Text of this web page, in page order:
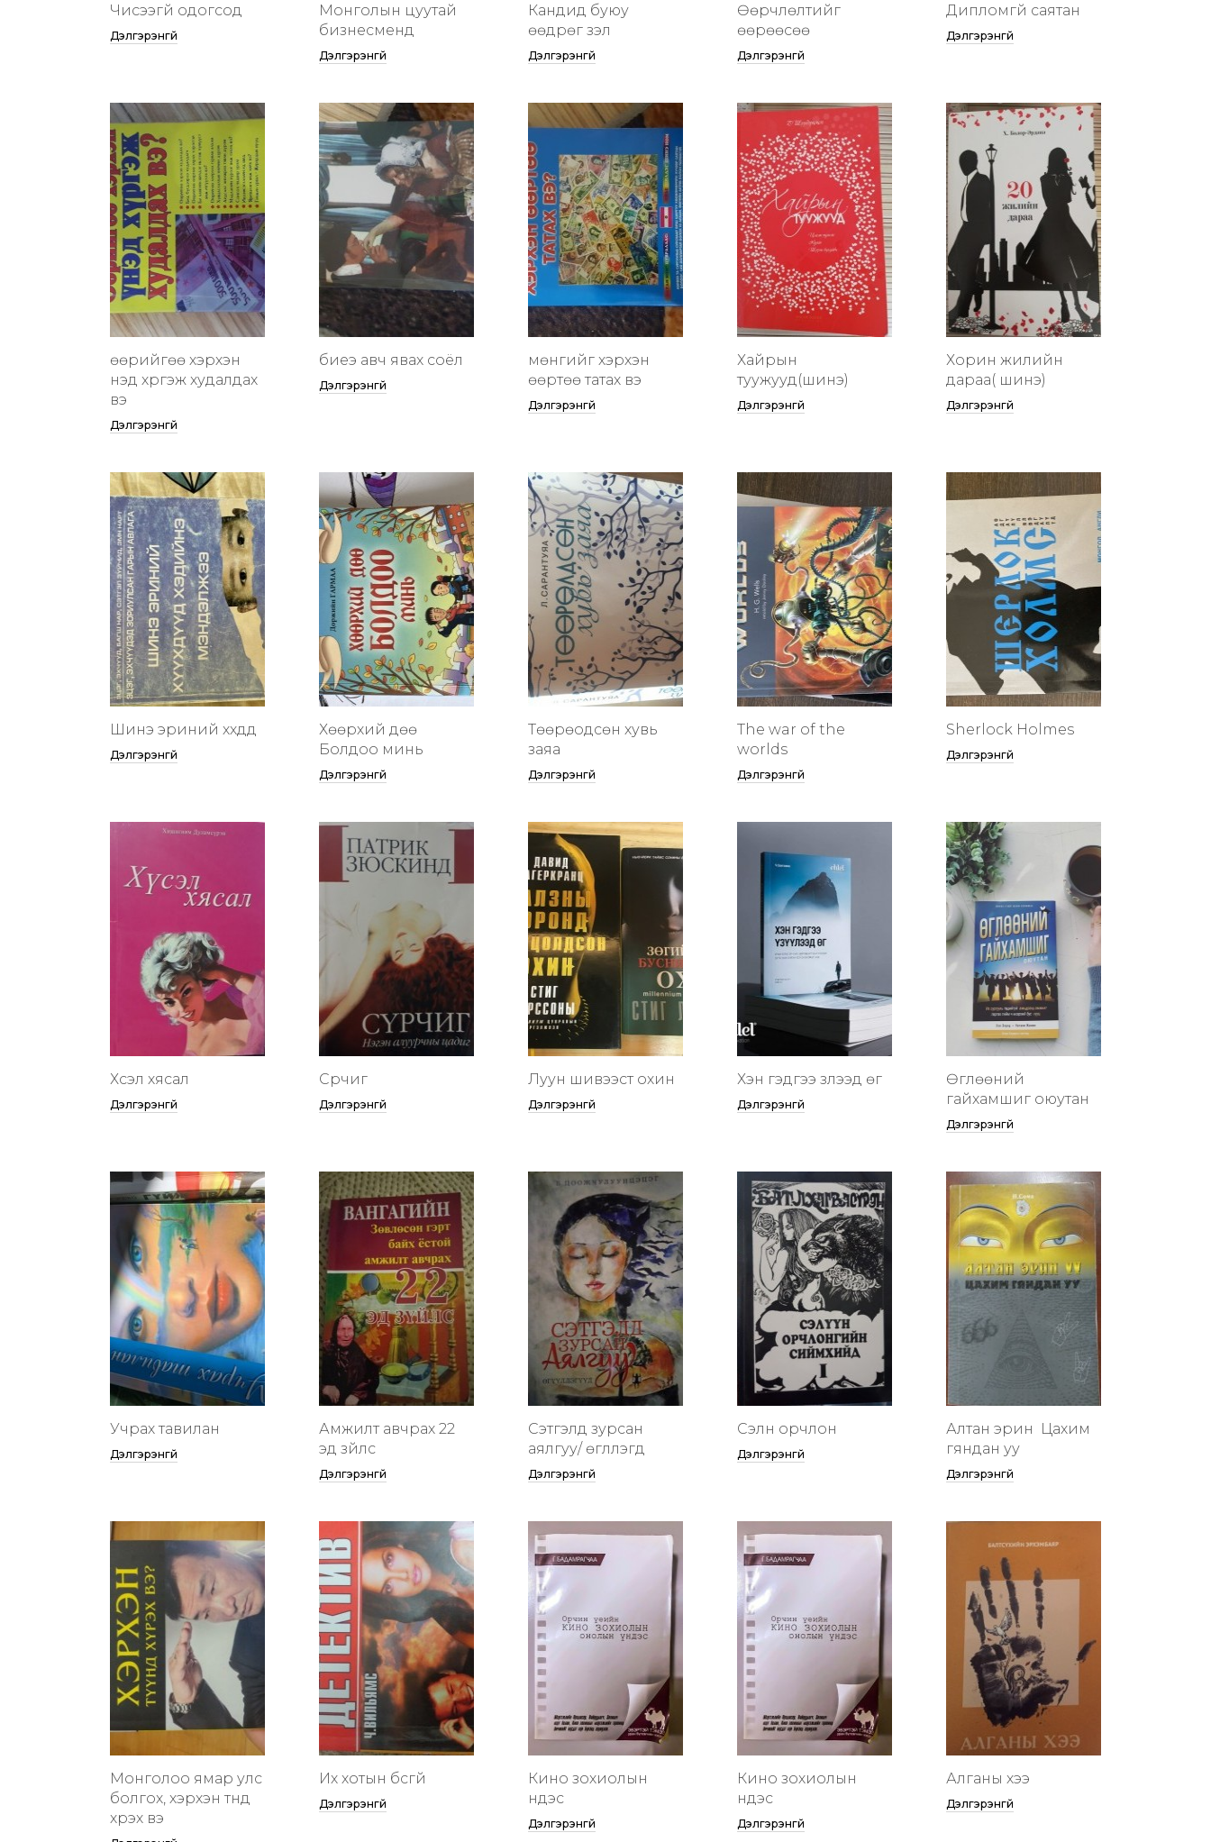
Чисээгүй одогсод
Дэлгэрэнгүй
Монголын цуутай
бизнесменүүд
Дэлгэрэнгүй
Кандид буюу
өөдрөг үзэл
Дэлгэрэнгүй
Өөрчлөлтийг
өөрөөсөө
Дэлгэрэнгүй
Дипломгүй саятан
Дэлгэрэнгүй
өөрийгөө хэрхэн
үнэд хүргэж худалдах
вэ
Дэлгэрэнгүй
биеэ авч явах соёл
Дэлгэрэнгүй
мөнгийг хэрхэн
өөртөө татах вэ
Дэлгэрэнгүй
Хайрын
туужууд(шинэ)
Дэлгэрэнгүй
Хорин жилийн
дараа( шинэ)
Дэлгэрэнгүй
Шинэ эриний хүүхдүүд
Дэлгэрэнгүй
Хөөрхий дөө
Болдоо минь
Дэлгэрэнгүй
Төөрөодсөн хувь
заяа
Дэлгэрэнгүй
The war of the
worlds
Дэлгэрэнгүй
Sherlock Holmes
Дэлгэрэнгүй
Хүсэл хясал
Дэлгэрэнгүй
Сүрчиг
Дэлгэрэнгүй
Луун шивээст охин
Дэлгэрэнгүй
Хэн гэдгээ үзүүлээд өг
Дэлгэрэнгүй
Өглөөний
гайхамшиг оюутан
Дэлгэрэнгүй
Учрах тавилан
Дэлгэрэнгүй
Амжилт авчрах 22
эд зүйлс
Дэлгэрэнгүй
Сэтгэлд зурсан
аялгуу/ өгүүллэгүүд
Дэлгэрэнгүй
Сэлүүн орчлон
Дэлгэрэнгүй
Алтан эрин үү Цахим
гяндан уу
Дэлгэрэнгүй
Монголоо ямар улс
болгох, хэрхэн түүнд
хүрэх вэ
Их хотын бүсгүй
Дэлгэрэнгүй
Кино зохиолын
үндэс
Дэлгэрэнгүй
Кино зохиолын
үндэс
Дэлгэрэнгүй
Алганы хээ
Дэлгэрэнгүй